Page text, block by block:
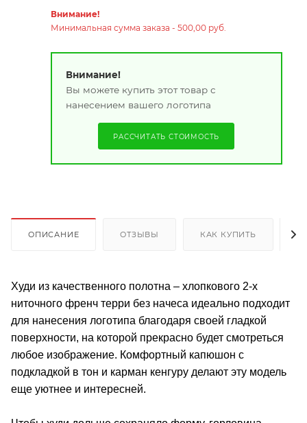
Внимание!
Минимальная сумма заказа - 500,00 руб.
Внимание!
Вы можете купить этот товар с
нанесением вашего логотипа
РАССЧИТАТЬ СТОИМОСТЬ
ОПИСАНИЕ ОТЗЫВЫ КАК КУПИТЬ
Худи из качественного полотна – хлопкового 2-х
ниточного френч терри без начеса идеально подходит
для нанесения логотипа благодаря своей гладкой
поверхности, на которой прекрасно будет смотреться
любое изображение. Комфортный капюшон с
подкладкой в тон и карман кенгуру делают эту модель
еще уютнее и интересней.